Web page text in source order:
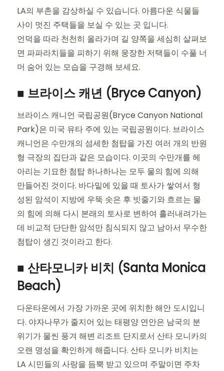
LA의 부촌을 감상하실 수 있습니다. 아름다운 식물들
사이 멋진 주택들을 보실 수 있는 곳 입니다.
언덕을 따라 천천히 올라가며 길 양쪽을 세심히 살펴보
면 파파라치들을 피하기 위해 웅장한 저택들이 수풀 너
머 숨어 있는 모습을 구경해 보세요.
■ 브라이스 캐년 (Bryce Canyon)
브라이스 캐니언 국립공원(Bryce Canyon National
Park)은 미국 유타 주에 있는 국립공원이다. 브라이스
캐니언은 수만개의 섬세한 첨탑을 가진 여러 개의 반원
형 극장의 집단과 같은 모습이다. 이곳의 수만개를 헤
아리는 기묘한 첨탑 하나하나는 모두 물의 힘에 의해
만들어진 것이다. 바다밑에 있을 때 토사가 쌓여서 형
성된 암석이 지방에 우뚝 솟은 후 빗줄기와 흐르는 물
의 힘에 의해 다시 본래의 토사로 변하여 흘러내려가는
데 비교적 단단한 암석만 침식되지 않고 남아서 무수한
첨탑이 생긴 것이라고 한다.
■ 산타모니카 비치 (Santa Monica
Beach)
다운타운에서 가장 가까운 곳에 위치한 해안 도시입니
다. 야자나무가 줄지어 있는 태평양 연안은 남국의 분
위기가 물씬 풍겨 해변 리조트 단지로서 산타 모니카의
오랜 명성을 확인하게 해줍니다. 산타 모니카 비치는
LA 시민들의 사랑을 듬뿍 받고 있으며 주말이면 주차